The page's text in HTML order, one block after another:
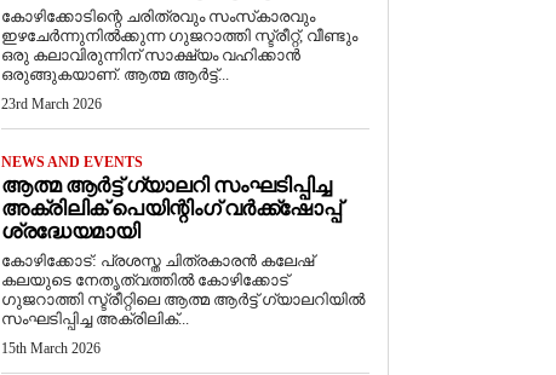
കോഴിക്കോടിന്റെ ചരിത്രവും സംസ്‌കാരവും
ഇഴചേർന്നുനിൽക്കുന്ന ഗുജറാത്തി സ്ട്രീറ്റ്, വീണ്ടും
ഒരു കലാവിരുന്നിന് സാക്ഷ്യം വഹിക്കാൻ
ഒരുങ്ങുകയാണ്. ആത്മ ആർട്ട്...
23rd March 2026
NEWS AND EVENTS
ആത്മ ആർട്ട് ഗ്യാലറി സംഘടിപ്പിച്ച
അക്രിലിക് പെയിന്റിംഗ് വർക്ക്‌ഷോപ്പ്
ശ്രദ്ധേയമായി
കോഴിക്കോട്: പ്രശസ്ത ചിത്രകാരൻ കലേഷ്
കലയുടെ നേതൃത്വത്തിൽ കോഴിക്കോട്
ഗുജറാത്തി സ്ട്രീറ്റിലെ ആത്മ ആർട്ട് ഗ്യാലറിയിൽ
സംഘടിപ്പിച്ച അക്രിലിക്...
15th March 2026